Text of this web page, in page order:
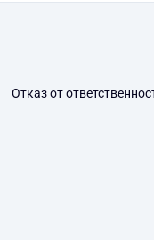
Отказ от